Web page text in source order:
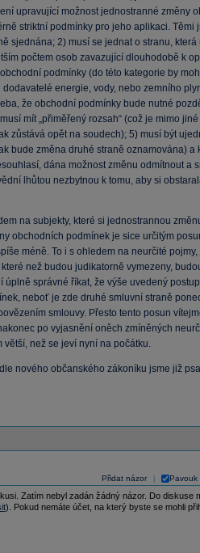
upravující možnost jednostranné změny
striktní podmínky pro jeho aplikaci. Těmi
sjednána; 2) musí se jednat o stranu, která
počtem osob zavazující dlouhodobě k
podmínky (do této kategorie by
energie, vody, nebo zemního
že obchodní podmínky bude nutné
mít „přiměřený rozsah“ (což je mimo
zůstává opět na soudech); 5) musí být
bude změna druhé straně oznamována) a
dána možnost změnu odmítnout a
lhůtou nezbytnou k tomu, aby si
na subjekty, které si jednostrannou
obchodních podmínek je sice určitým
méně. To i s ohledem na neurčité pojmy,
které než budou judikatorně vymezeny,
úplně správné říkat, že výše uvedený
neboť je zde druhé smluvní straně
smlouvy. Přesto tento posun
po vyjasnění oněch zmíněných
než se jeví nyní na počátku.
nového občanského zákoníku jsme již
Přidat názor Pavouk
Zatím nebyl zadán žádný názor. Do diskuse
). Pokud nemáte účet, na který byste se mohli